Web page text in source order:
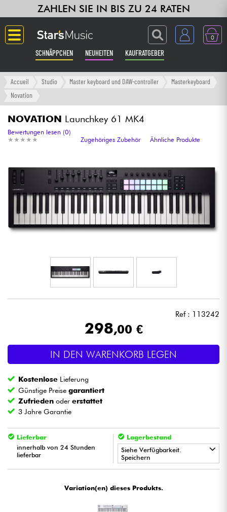
ZAHLEN SIE IN BIS ZU 24 RATEN
0
SCHNÄPPCHEN NEUHEITEN KAUFRATGEBER
Langue
Verstärker & Effekte
Synths & samplers
Studio
Mikros
Licht
Blasinstrumente
Kinder
Accueil Studio Master keyboard und DAW-controller
Masterkeyboard
Novation
NOVATION Launchkey 61 MK4
★ ★ ★ ★ ★
★ ★ ★ ★ ★
Bewertungen lesen (0)
Zugehöriges Zubehör
Ähnliche Produkte
Ref : 113242
298,00 €
IN DEN WARENKORB LEGEN
Kostenlose Lieferung
Günstige Preisegarantiert
Zufrieden odererstattet
3 Jahre Garantie
Lieferbar
innerhalb von 24 Stunden
lieferbar
Lagerbestand
Siehe Verfügbarkeit.
Speichern
Variation(en) dieses Produkts.